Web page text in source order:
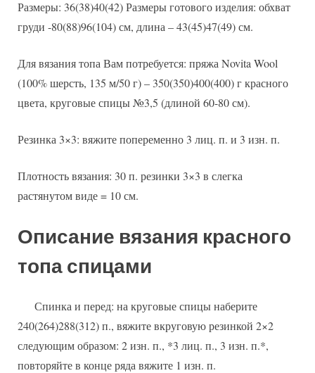
Размеры: 36(38)40(42) Размеры готового изделия: обхват
груди -80(88)96(104) см, длина – 43(45)47(49) см.
Для вязания топа Вам потребуется: пряжа Novita Wool
(100% шерсть, 135 м/50 г) – 350(350)400(400) г красного
цвета, круговые спицы №3,5 (длиной 60-80 см).
Резинка 3×3: вяжите попеременно 3 лиц. п. и 3 изн. п.
Плотность вязания: 30 п. резинки 3×3 в слегка
растянутом виде = 10 см.
Описание вязания красного
топа спицами
Спинка и перед: на круговые спицы наберите
240(264)288(312) п., вяжите вкруговую резинкой 2×2
следующим образом: 2 изн. п., *3 лиц. п., 3 изн. п.*,
повторяйте в конце ряда вяжите 1 изн. п.